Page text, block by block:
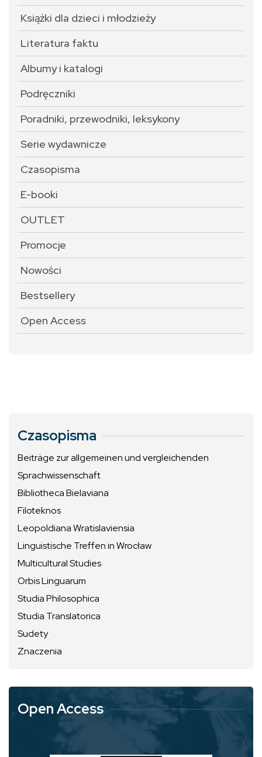
Książki dla dzieci i młodzieży
Literatura faktu
Albumy i katalogi
Podręczniki
Poradniki, przewodniki, leksykony
Serie wydawnicze
Czasopisma
E-booki
OUTLET
Promocje
Nowości
Bestsellery
Open Access
Czasopisma
Beiträge zur allgemeinen und vergleichenden
Sprachwissenschaft
Bibliotheca Bielaviana
Filoteknos
Leopoldiana Wratislaviensia
Linguistische Treffen in Wrocław
Multicultural Studies
Orbis Linguarum
Studia Philosophica
Studia Translatorica
Sudety
Znaczenia
Open Access